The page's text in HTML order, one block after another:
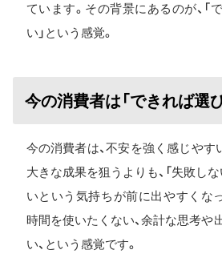
ています。その背景にあるのが、「
い」という感覚。
今の消費者は「できれば選
今の消費者は、不安を強く感じやす
大きな成果を狙うよりも、「失敗し
いという気持ちが前に出やすくな
時間を使いたくない、余計な思考や
い、という感覚です。